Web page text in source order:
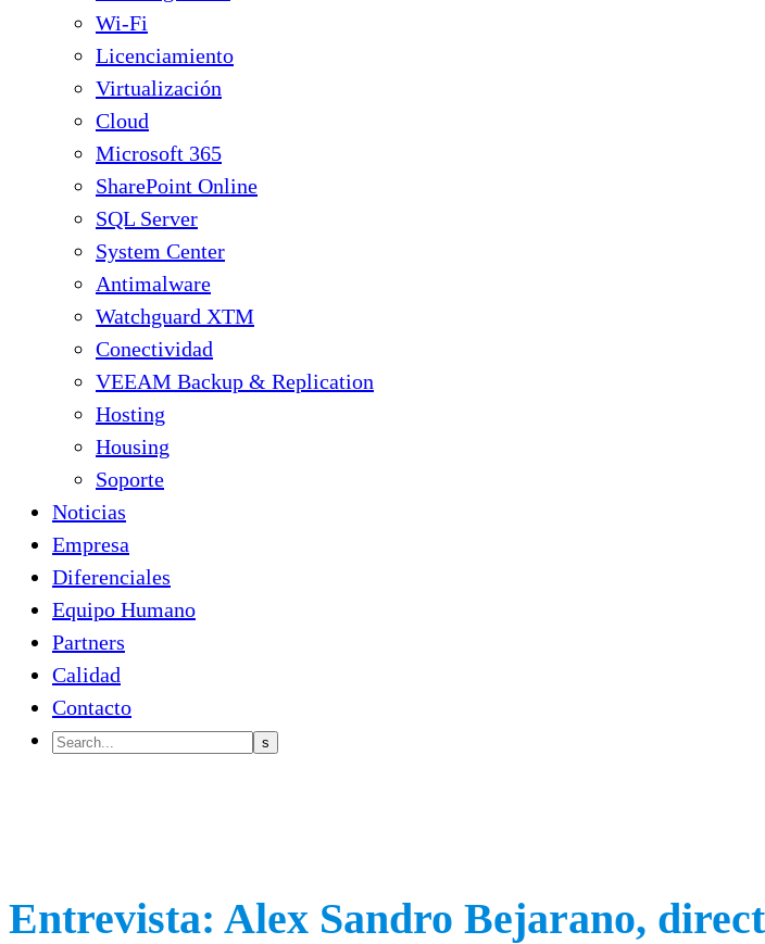
Wi-Fi
Licenciamiento
Virtualización
Cloud
Microsoft 365
SharePoint Online
SQL Server
System Center
Antimalware
Watchguard XTM
Conectividad
VEEAM Backup & Replication
Hosting
Housing
Soporte
Noticias
Empresa
Diferenciales
Equipo Humano
Partners
Calidad
Contacto
Entrevista: Alex Sandro Bejarano,